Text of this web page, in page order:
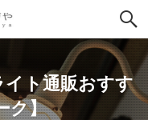
ト通販おすす
ク】